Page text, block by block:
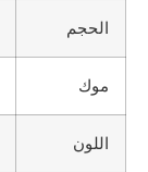
الحجم
موك
اللون